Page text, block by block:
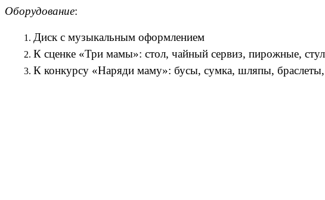
Оборудование:
Диск с музыкальным оформлением
К сценке «Три мамы»: стол, чайный сервиз, пирожные,
К конкурсу «Наряди маму»: бусы, сумка, шляпы, браслеты,